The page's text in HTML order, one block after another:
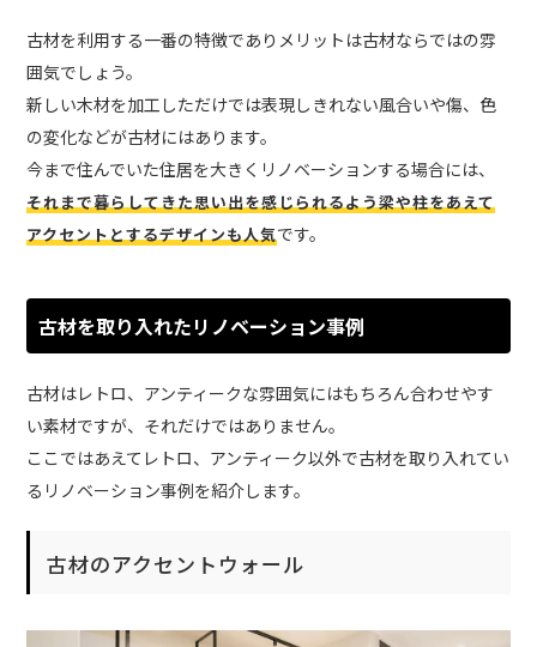
古材を利用する一番の特徴でありメリットは古材ならではの雰
囲気でしょう。
新しい木材を加工しただけでは表現しきれない風合いや傷、色
の変化などが古材にはあります。
今まで住んでいた住居を大きくリノベーションする場合には、
それまで暮らしてきた思い出を感じられるよう梁や柱をあえて
アクセントとするデザインも人気です。
古材を取り入れたリノベーション事例
古材はレトロ、アンティークな雰囲気にはもちろん合わせやす
い素材ですが、それだけではありません。
ここではあえてレトロ、アンティーク以外で古材を取り入れてい
るリノベーション事例を紹介します。
古材のアクセントウォール